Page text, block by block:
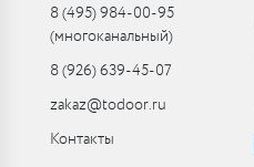
8 (495) 984-00-95
(многоканальный)
8 (926) 639-45-07
zakaz@todoor.ru
Контакты